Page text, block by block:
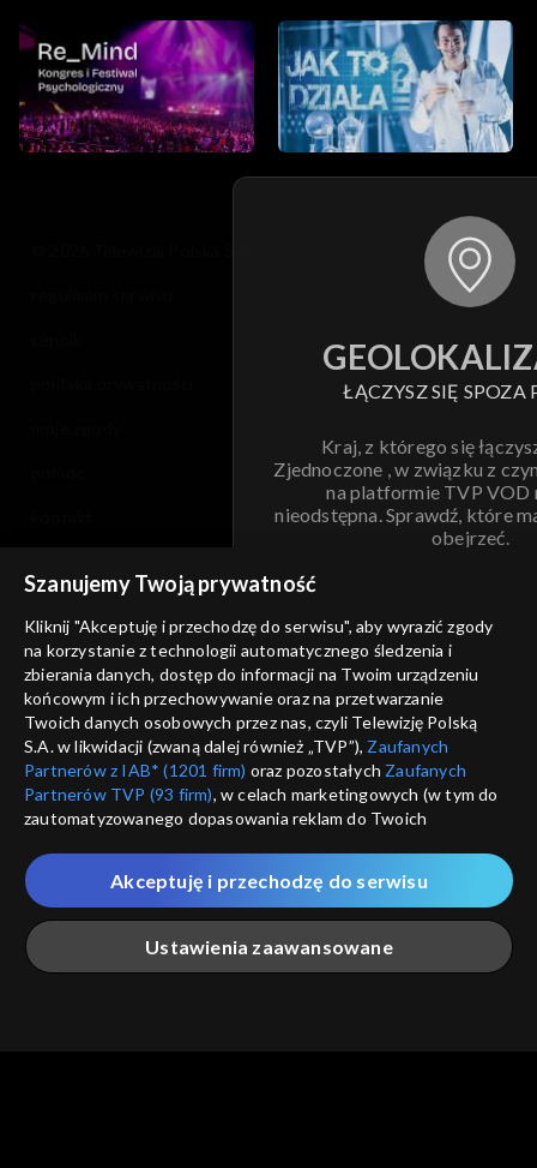
ŁĄCZYSZ SIĘ SPOZA
Kraj, z którego się
Zjednoczone , w związku z
na platformie TVP VOD
nieodstępna. Sprawdź, które
obejrzeć.
ANULUJ
informacje o dostawcy usług
Szanujemy Twoją prywatność
Kliknij "Akceptuję i przechodzę do serwisu", aby wyrazić zgody
na korzystanie z technologii automatycznego śledzenia i
zbierania danych, dostęp do informacji na Twoim urządzeniu
końcowym i ich przechowywanie oraz na przetwarzanie
Twoich danych osobowych przez nas, czyli Telewizję Polską
S.A. w likwidacji (zwaną dalej również „TVP”), Zaufanych
Partnerów z IAB* (1201 firm) oraz pozostałych Zaufanych
Partnerów TVP (93 firm), w celach marketingowych (w tym do
zautomatyzowanego dopasowania reklam do Twoich
które wskazujemy poniżej, a także zgody na udostępnianie
przez nas identyfikatora PPID do Google.
Twoje dane osobowe zbierane podczas odwiedzania przez
Ciebie naszych
poszczególnych serwisówzwanych dalej
„Portalem”, w tym informacje zapisywane za pomocą
Ustawienia zaawansowane
Akceptuję i przechodzę do serwisu